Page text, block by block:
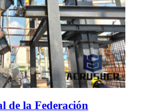
de la Federación